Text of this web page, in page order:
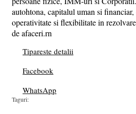
autohtona, capitalul uman si financiar,
operativitate si flexibilitate in
de afaceri.rn
Tipareste detalii
Facebook
WhatsApp
Taguri: